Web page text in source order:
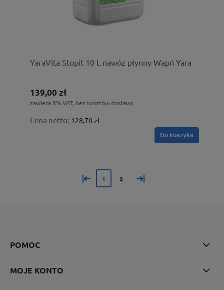
YaraVita Stopit 10 L nawóz płynny Wapń Yara
139,00 zł
zawiera 8% VAT, bez kosztów dostawy
Cena netto: 128,70 zł
Do koszyka
« 1 2 »
POMOC
MOJE KONTO